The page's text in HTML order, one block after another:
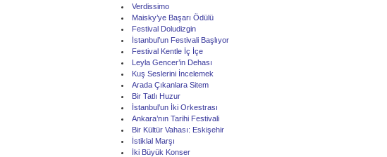
Verdissimo
Maisky’ye Başarı Ödülü
Festival Doludizgin
İstanbul’un Festivali Başlıyor
Festival Kentle İç İçe
Leyla Gencer’in Dehası
Kuş Seslerini İncelemek
Arada Çıkanlara Sitem
Bir Tatlı Huzur
İstanbul’un İki Orkestrası
Ankara’nın Tarihi Festivali
Bir Kültür Vahası: Eskişehir
İstiklal Marşı
İki Büyük Konser